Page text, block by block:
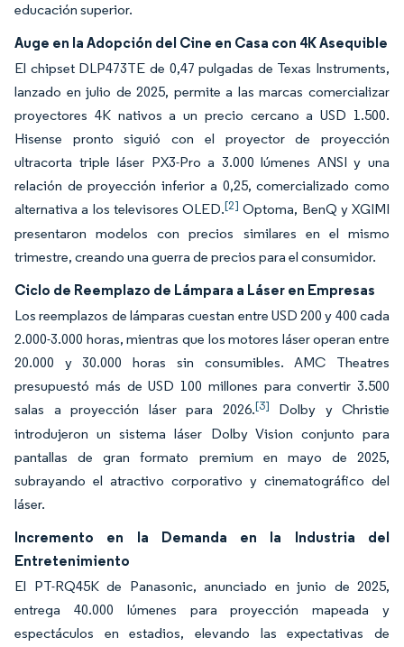
educación superior.
Auge en la Adopción del Cine en Casa con 4K Asequible
El chipset DLP473TE de 0,47 pulgadas de Texas Instruments,
lanzado en julio de 2025, permite a las marcas comercializar
proyectores 4K nativos a un precio cercano a USD 1.500.
Hisense pronto siguió con el proyector de proyección
ultracorta triple láser PX3-Pro a 3.000 lúmenes ANSI y una
relación de proyección inferior a 0,25, comercializado como
alternativa a los televisores OLED.[2] Optoma, BenQ y XGIMI
presentaron modelos con precios similares en el mismo
trimestre, creando una guerra de precios para el consumidor.
Ciclo de Reemplazo de Lámpara a Láser en Empresas
Los reemplazos de lámparas cuestan entre USD 200 y 400 cada
2.000-3.000 horas, mientras que los motores láser operan entre
20.000 y 30.000 horas sin consumibles. AMC Theatres
presupuestó más de USD 100 millones para convertir 3.500
salas a proyección láser para 2026.[3] Dolby y Christie
introdujeron un sistema láser Dolby Vision conjunto para
pantallas de gran formato premium en mayo de 2025,
subrayando el atractivo corporativo y cinematográfico del
láser.
Incremento en la Demanda en la Industria del
Entretenimiento
El PT-RQ45K de Panasonic, anunciado en junio de 2025,
entrega 40.000 lúmenes para proyección mapeada y
espectáculos en estadios, elevando las expectativas de